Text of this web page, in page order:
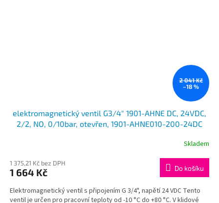
2 041 Kč
–18 %
elektromagnetický ventil G3/4" 1901-AHNE DC, 24VDC,
2/2, NO, 0/10bar, otevřen, 1901-AHNE010-200-24DC
Skladem
1 375,21 Kč bez DPH
1 664 Kč Do košíku
Elektromagnetický ventil s připojením G 3/4", napětí 24 VDC Tento
ventil je určen pro pracovní teploty od -10 °C do +80 °C. V klidové